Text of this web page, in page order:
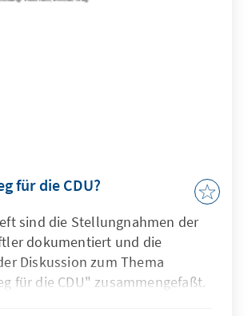
für die CDU?
sind die Stellungnahmen der
dokumentiert und die
Diskussion zum Thema
für die CDU" zusammengefaßt.